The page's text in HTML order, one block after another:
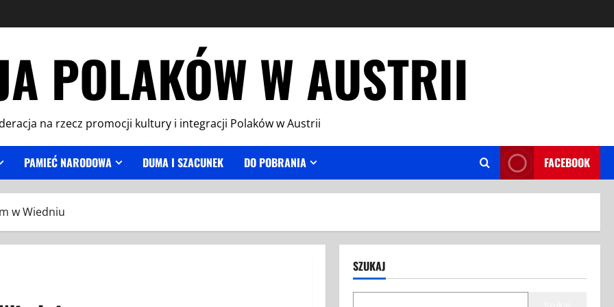
POLAKÓW W AUSTRII
na rzecz promocji kultury i integracji Polaków w Austrii
PAMIEĆ NARODOWA DUMA I SZACUNEK DO POBRANIA FACEBOOK
w Wiedniu
SZUKAJ